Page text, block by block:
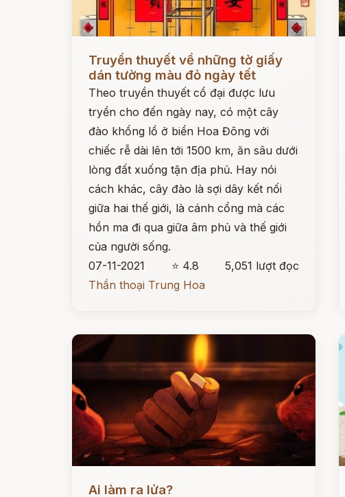
Đọc ngay
Truyền thuyết về những tờ giấy
dán tường màu đỏ ngày tết
Theo truyền thuyết cổ đại được lưu
tryền cho đến ngày nay, có một cây
đào khổng lồ ở biển Hoa Đông với
chiếc rễ dài lên tới 1500 km, ăn sâu dưới
lòng đất xuống tận địa phủ. Hay nói
cách khác, cây đào là sợi dây kết nối
giữa hai thế giới, là cánh cổng mà các
hồn ma đi qua giữa âm phủ và thế giới
của người sống.
07-11-2021
⭐ 4.8
5,051 lượt đọc
Thần thoại Trung Hoa
Ai làm ra lửa?